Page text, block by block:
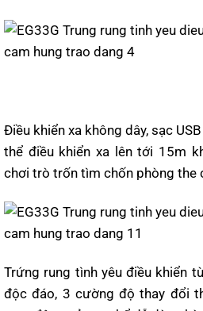
Điều khiển xa không dây, sạc
thể điều khiển xa lên tới 15m
chơi trò trốn tìm chốn phòng the
Trứng rung tình yêu điều khiển
độc đáo, 3 cường độ thay đổi